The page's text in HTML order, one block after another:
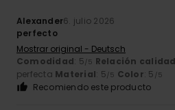
Alexander6. julio 2026
perfecto
Mostrar original - Deutsch
Comodidad: 5/5 Relación
perfecta Material: 5/5 Color: 5 /5
Recomiendo este producto